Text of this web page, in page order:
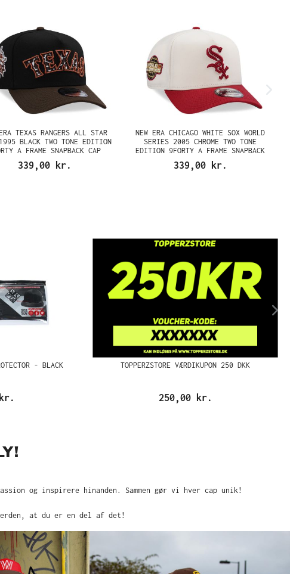
TEXAS RANGERS ALL STAR
BLACK TWO TONE EDITION
A FRAME SNAPBACK CAP
339,00 kr.
NEW ERA CHICAGO WHITE SOX WORLD
SERIES 2005 CHROME TWO TONE
EDITION 9FORTY A FRAME SNAPBACK
CAP
339,00 kr.
- BLACK TOPPERZSTORE VÆRDIKUPON 250 DKK
250,00 kr.
og inspirere hinanden. Sammen gør vi hver cap unik!
at du er en del af det!